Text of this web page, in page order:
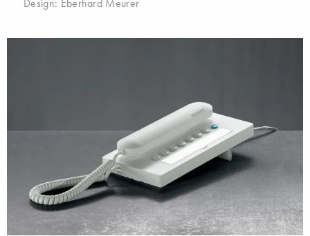
Design: Eberhard Meurer